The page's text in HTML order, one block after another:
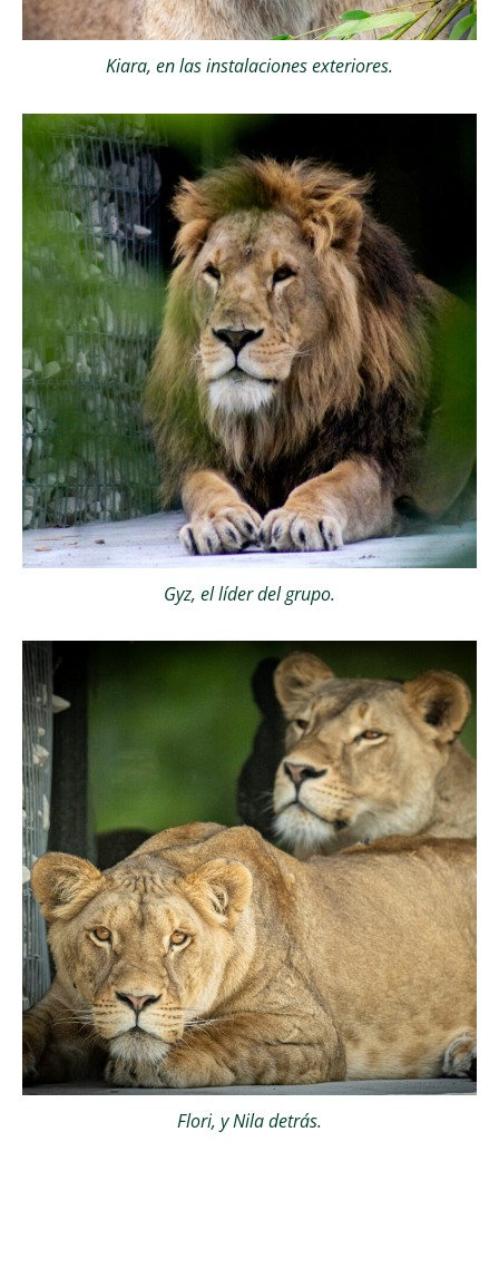
Kiara, en las instalaciones exteriores.
Gyz, el líder del grupo.
Flori, y Nila detrás.